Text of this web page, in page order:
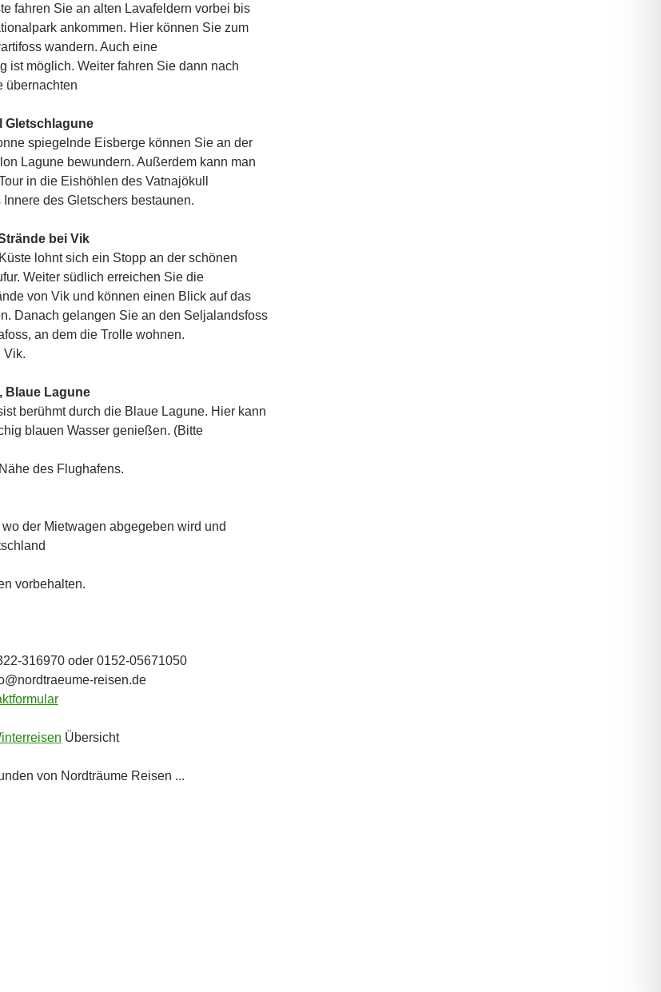
fahren Sie an alten Lavafeldern vorbei bis
ankommen. Hier können Sie zum
wandern. Auch eine
ist möglich. Weiter fahren Sie dann nach
übernachten
Gletschlagune
spiegelnde Eisberge können Sie an der
Lagune bewundern. Außerdem kann man
in die Eishöhlen des Vatnajökull
des Gletschers bestaunen.
bei Vik
lohnt sich ein Stopp an der schönen
Weiter südlich erreichen Sie die
von Vik und können einen Blick auf das
Danach gelangen Sie an den Seljalandsfoss
an dem die Trolle wohnen.
Vik.
Blaue Lagune
berühmt durch die Blaue Lagune. Hier kann
blauen Wasser genießen. (Bitte
des Flughafens.
der Mietwagen abgegeben wird und
vorbehalten.
316970 oder 0152-05671050
reisen.de
Übersicht
von Nordträume Reisen ...